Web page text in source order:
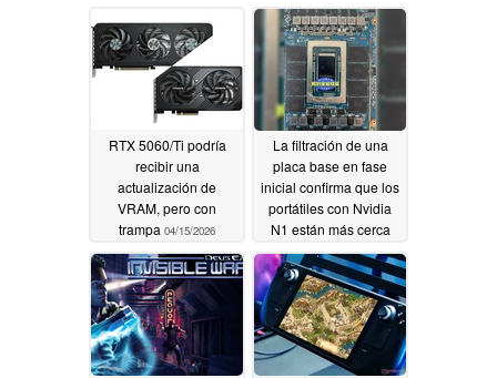
RTX 5060/Ti podría
recibir una
actualización de
VRAM, pero con
trampa 04/15/2026
La filtración de una
placa base en fase
inicial confirma que los
portátiles con Nvidia
N1 están más cerca
que nunca04/10/2026